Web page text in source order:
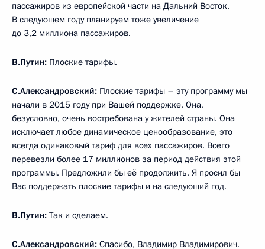
пассажиров из европейской части на Дальний Восток.
В следующем году планируем тоже увеличение
до 3,2 миллиона пассажиров.
В.Путин: Плоские тарифы.
С.Александровский: Плоские тарифы – эту программу мы
начали в 2015 году при Вашей поддержке. Она,
безусловно, очень востребована у жителей страны. Она
исключает любое динамическое ценообразование, это
всегда одинаковый тариф для всех пассажиров. Всего
перевезли более 17 миллионов за период действия этой
программы. Предложили бы её продолжить. Я просил бы
Вас поддержать плоские тарифы и на следующий год.
В.Путин: Так и сделаем.
С.Александровский: Спасибо, Владимир Владимирович.